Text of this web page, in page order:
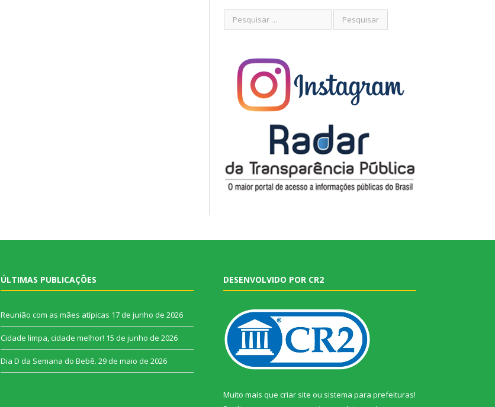
ÚLTIMAS PUBLICAÇÕES
Reunião com as mães atípicas 17 de junho de 2026
Cidade limpa, cidade melhor! 15 de junho de 2026
Dia D da Semana do Bebê. 29 de maio de 2026
DESENVOLVIDO POR CR2
Muito mais que criar site ou sistema para prefeituras!